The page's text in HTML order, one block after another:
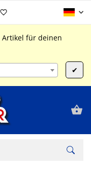
Artikel für deinen
✔